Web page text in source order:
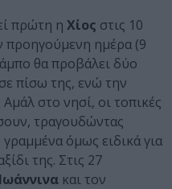
πρώτη η Χίος στις 10
προηγούμενη ημέρα (9
θα προβάλει δύο
πίσω της, ενώ την
στο νησί, οι τοπικές
τραγουδώντας
γραμμένα όμως ειδικά για
της. Στις 27
Ιωάννινα και τον